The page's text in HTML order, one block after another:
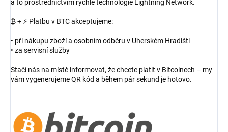
a to prostřednictvím rychlé technologie Lightning Network.
₿ + ⚡ Platbu v BTC akceptujeme:
• při nákupu zboží a osobním odběru v Uherském Hradišti
• za servisní služby
Stačí nás na místě informovat, že chcete platit v Bitcoinech – my
vám vygenerujeme QR kód a během pár sekund je hotovo.